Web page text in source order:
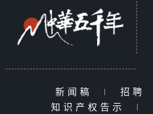
新闻稿 | 招聘
知识产权告示
|